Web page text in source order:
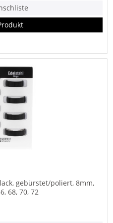
gebürstet/poliert, 8mm,
68, 70, 72